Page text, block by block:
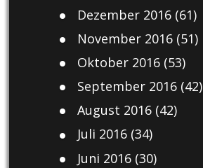
Dezember 2016(61)
November 2016(51)
Oktober 2016(53)
September 2016(42)
August 2016(42)
Juli 2016(34)
Juni 2016(30)